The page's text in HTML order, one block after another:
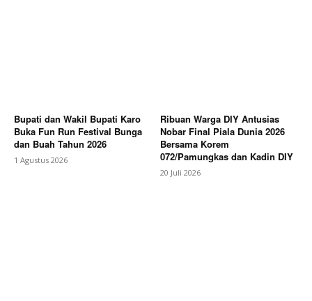
Bupati dan Wakil Bupati Karo
Buka Fun Run Festival Bunga
dan Buah Tahun 2026
1 Agustus 2026
Ribuan Warga DIY Antusias
Nobar Final Piala Dunia 2026
Bersama Korem
072/Pamungkas dan Kadin DIY
20 Juli 2026